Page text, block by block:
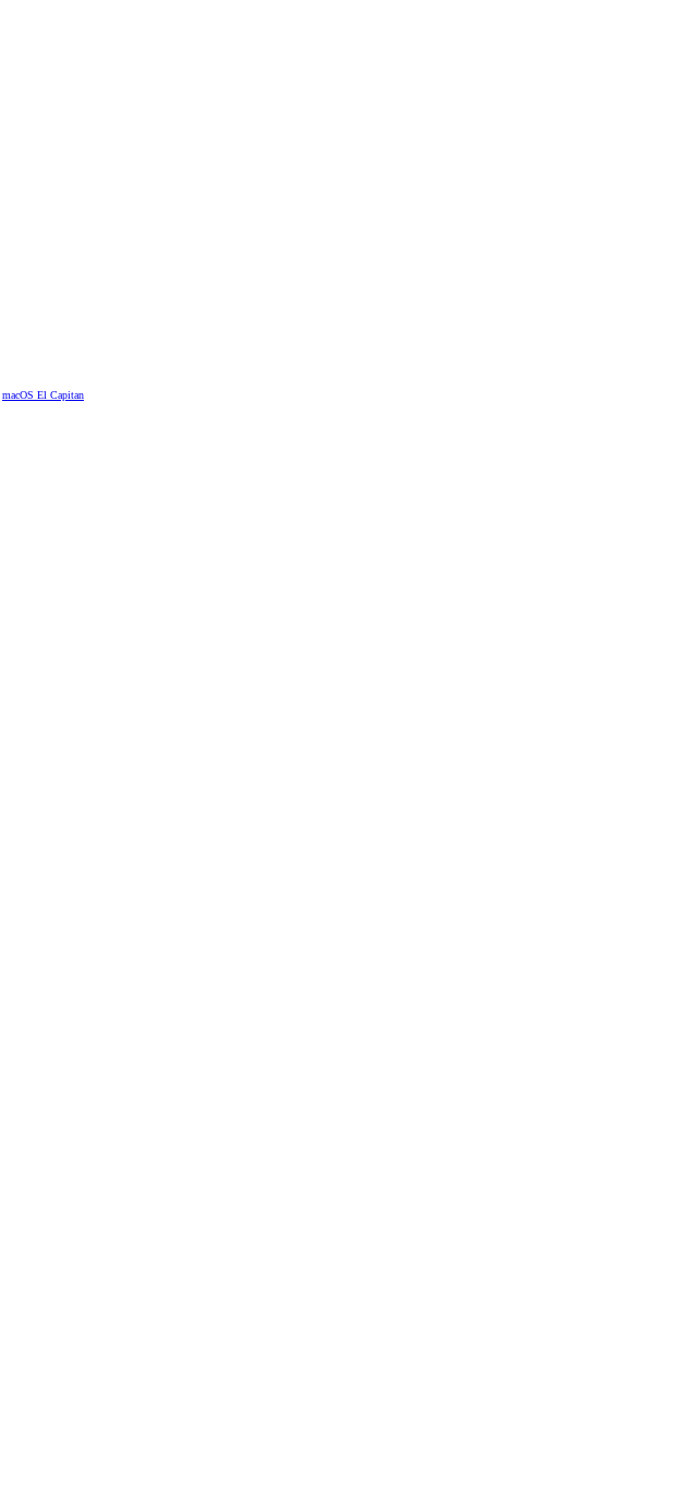
macOS El Capitan